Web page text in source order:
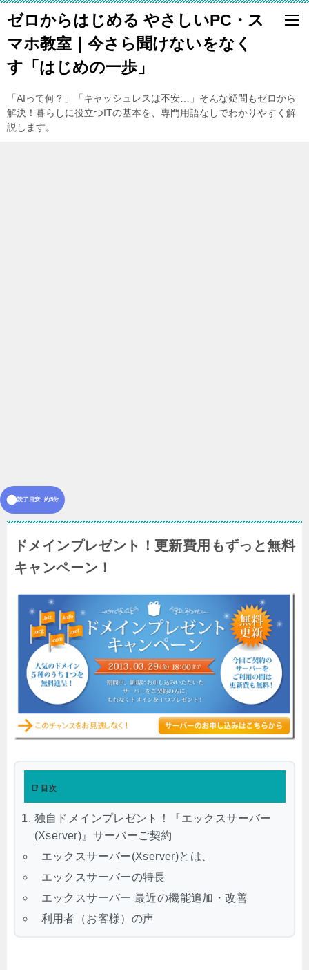
ゼロからはじめる やさしいPC・ス
マホ教室｜今さら聞けないをなく
す「はじめの一歩」
「AIって何？」「キャッシュレスは不安…」そんな疑問もゼロから
解決！暮らしに役立つITの基本を、専門用語なしでわかりやすく解
説します。
読了目安: 約5分
ドメインプレゼント！更新費用もずっと無料
キャンペーン！
📑 目次
独自ドメインプレゼント！『エックスサーバー
(Xserver)』サーバーご契約
エックスサーバー(Xserver)とは、
エックスサーバーの特長
エックスサーバー 最近の機能追加・改善
利用者（お客様）の声